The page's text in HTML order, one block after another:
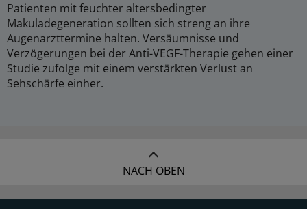
Patienten mit feuchter altersbedingter
Makuladegeneration sollten sich streng an ihre
Augenarzttermine halten. Versäumnisse und
Verzögerungen bei der Anti-VEGF-Therapie gehen einer
Studie zufolge mit einem verstärkten Verlust an
Sehschärfe einher.
NACH OBEN